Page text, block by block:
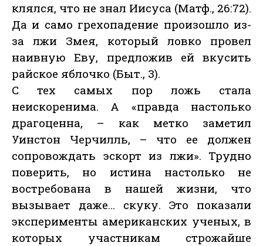
клялся, что не знал Иисуса (Матф., 26:72).
Да и само грехопадение произошло из-
за лжи Змея, который ловко провел
наивную Еву, предложив ей вкусить
райское яблочко (Быт., 3).
С тех самых пор ложь стала
неискоренима. А «правда настолько
драгоценна, – как метко заметил
Уинстон Черчилль, – что ее должен
сопровождать эскорт из лжи». Трудно
поверить, но истина настолько не
востребована в нашей жизни, что
вызывает даже… скуку. Это показали
эксперименты американских ученых, в
которых участникам строжайше